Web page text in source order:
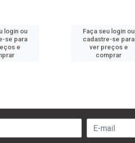
login ou
se para
e
Faça seu login ou
cadastre-se para
ver preços e
comprar